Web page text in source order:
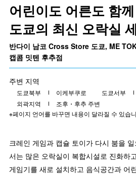
어린이도 어른도 함
도쿄의 최신 오락실
반다이 남코 Cross Store 도쿄, ME
캡콤 밋텐 후추점
주변 지역
도쿄북부 이케부쿠로 도쿄서부
외곽지역
조후・후추 주변
※페이지 언어를 바꾸면 내용이 달라질 수 있습
크레인 게임과 캡슐 토이가 다시 붐을
서는 많은 오락실이 복합시설로 진화하
게임기를 새로 설치하고 음식공간과 어